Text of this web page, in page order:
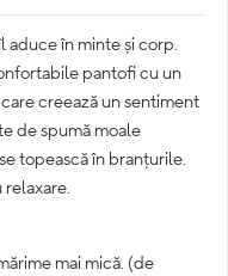
în minte și corp.
pantofi cu un
creează un sentiment
de spumă moale
topească în branțurile.
mai mică. (de